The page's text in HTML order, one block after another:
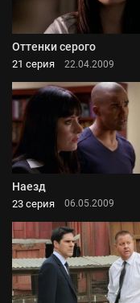
Оттенки серого
21 серия 22.04.2009
Наезд
23 серия 06.05.2009